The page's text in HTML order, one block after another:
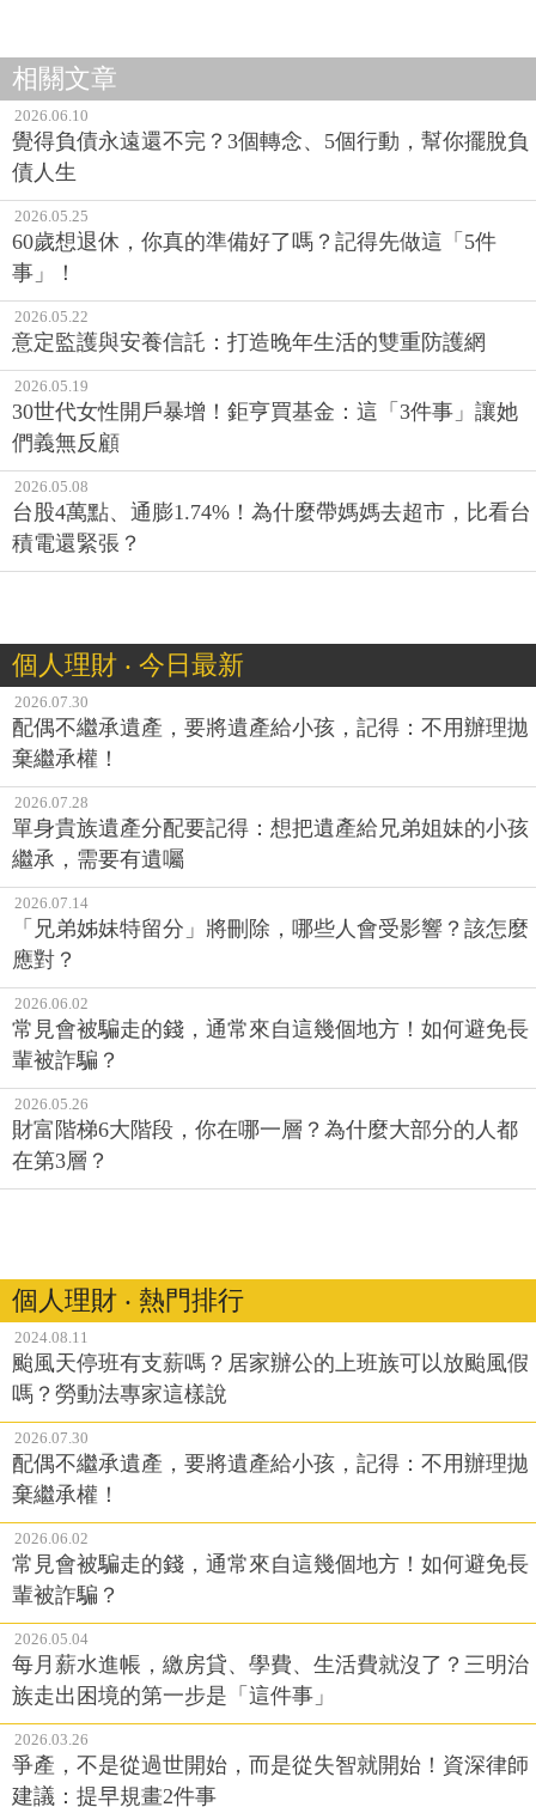
相關文章
2026.06.10
覺得負債永遠還不完？3個轉念、5個行動，幫你擺脫負
債人生
2026.05.25
60歲想退休，你真的準備好了嗎？記得先做這「5件
事」！
2026.05.22
意定監護與安養信託：打造晚年生活的雙重防護網
2026.05.19
30世代女性開戶暴增！鉅亨買基金：這「3件事」讓她
們義無反顧
2026.05.08
台股4萬點、通膨1.74%！為什麼帶媽媽去超市，比看台
積電還緊張？
個人理財 ‧ 今日最新
2026.07.30
配偶不繼承遺產，要將遺產給小孩，記得：不用辦理拋
棄繼承權！
2026.07.28
單身貴族遺產分配要記得：想把遺產給兄弟姐妹的小孩
繼承，需要有遺囑
2026.07.14
「兄弟姊妹特留分」將刪除，哪些人會受影響？該怎麼
應對？
2026.06.02
常見會被騙走的錢，通常來自這幾個地方！如何避免長
輩被詐騙？
2026.05.26
財富階梯6大階段，你在哪一層？為什麼大部分的人都
在第3層？
個人理財 ‧ 熱門排行
2024.08.11
颱風天停班有支薪嗎？居家辦公的上班族可以放颱風假
嗎？勞動法專家這樣說
2026.07.30
配偶不繼承遺產，要將遺產給小孩，記得：不用辦理拋
棄繼承權！
2026.06.02
常見會被騙走的錢，通常來自這幾個地方！如何避免長
輩被詐騙？
2026.05.04
每月薪水進帳，繳房貸、學費、生活費就沒了？三明治
族走出困境的第一步是「這件事」
2026.03.26
爭產，不是從過世開始，而是從失智就開始！資深律師
建議：提早規畫2件事